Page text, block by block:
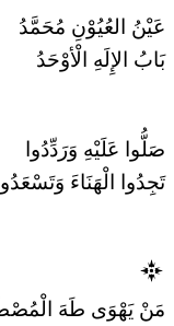
عَيْنُ العُيُوْنِ مُحَمَّدُ
بَابُ الإِلَهِ الْأوْحَدُ
صَلُّوا عَلَيْهِ وَرَدِّدُوا
تَجِدُوا الْهَنَاءَ
مَنْ يَهْوَى طَهَ